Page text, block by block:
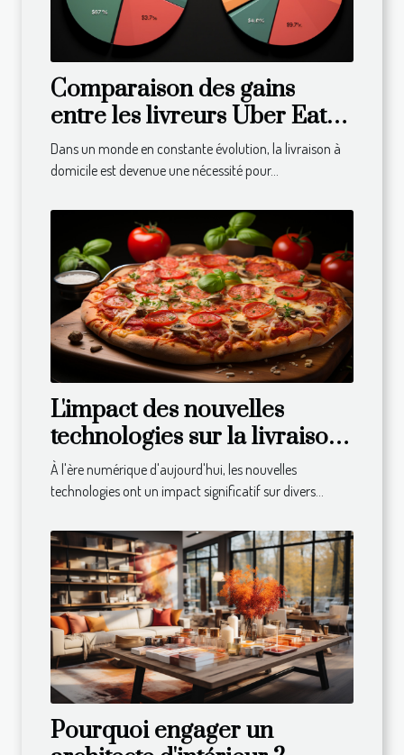
Comparaison des gains
entre les livreurs Uber Eats
dans différents pays
Dans un monde en constante évolution, la livraison à
domicile est devenue une nécessité pour...
L'impact des nouvelles
technologies sur la livraison
de repas à domicile
À l'ère numérique d'aujourd'hui, les nouvelles
technologies ont un impact significatif sur divers...
Pourquoi engager un